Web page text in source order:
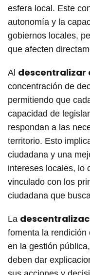
esfera local. Este
autonomía y la
gobiernos locales,
que afecten
Al descentralizar
concentración de
permitiendo que
capacidad de
respondan a las
territorio. Esto
ciudadana y una
intereses locales, lo
vinculado con los
ciudadana que
La
fomenta la
en la gestión
deben dar